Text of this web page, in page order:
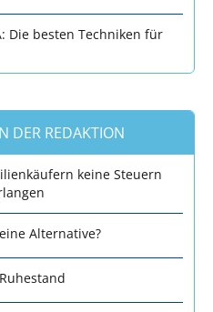
Die besten Techniken für
DER REDAKTION
keine Steuern
Alternative?